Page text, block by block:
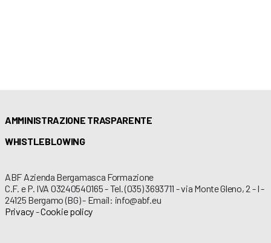
AMMINISTRAZIONE TRASPARENTE
WHISTLEBLOWING
ABF Azienda Bergamasca Formazione
C.F. e P. IVA 03240540165 - Tel. (035) 3693711 - via Monte Gleno, 2 - I -
24125 Bergamo (BG) - Email: info@abf.eu
Privacy-Cookie policy